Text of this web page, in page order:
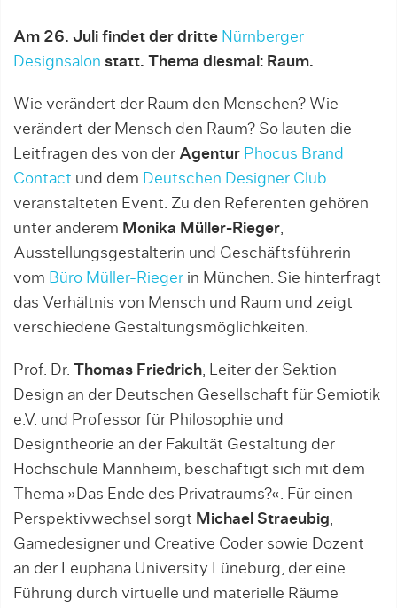
Am 26. Juli findet der dritte Nürnberger
Designsalon statt. Thema diesmal: Raum.
Wie verändert der Raum den Menschen? Wie
verändert der Mensch den Raum? So lauten die
Leitfragen des von der Agentur Phocus Brand
Contact und dem Deutschen Designer Club
veranstalteten Event. Zu den Referenten gehören
unter anderem Monika Müller-Rieger,
Ausstellungsgestalterin und Geschäftsführerin
vom Büro Müller-Rieger in München. Sie hinterfragt
das Verhältnis von Mensch und Raum und zeigt
verschiedene Gestaltungsmöglichkeiten.
Prof. Dr. Thomas Friedrich, Leiter der Sektion
Design an der Deutschen Gesellschaft für Semiotik
e.V. und Professor für Philosophie und
Designtheorie an der Fakultät Gestaltung der
Hochschule Mannheim, beschäftigt sich mit dem
Thema »Das Ende des Privatraums?«. Für einen
Perspektivwechsel sorgt Michael Straeubig,
Gamedesigner und Creative Coder sowie Dozent
an der Leuphana University Lüneburg, der eine
Führung durch virtuelle und materielle Räume